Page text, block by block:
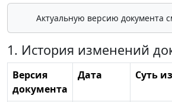
Актуальную версию документа
1. История изменений
Версия
документа
Дата Суть